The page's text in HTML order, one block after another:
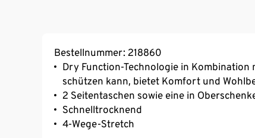
Bestellnummer: 218860
Dry Function-Technologie in
schützen kann, bietet Komfort und
2 Seitentaschen sowie eine in
Schnelltrocknend
4-Wege-Stretch